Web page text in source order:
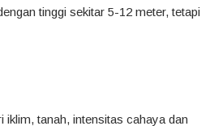
tinggi sekitar 5-12 meter, tetapi
iklim, tanah, intensitas cahaya dan